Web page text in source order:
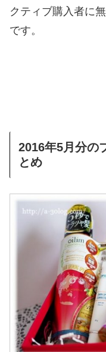
クティブ購入者に
です。
2016年5月分の
とめ